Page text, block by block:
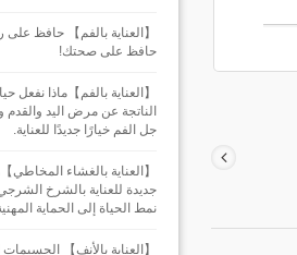
【العناية بالفم】 حافظ
حافظ على صحتك!
【العناية بالفم】ماذا نفعل
الناتجة عن مرض اليد والقدم
جل الفم خيارًا جديدًا للعناية.
【العناية بالغشاء المخاطي
جديدة للعناية بالشرخ
نمط الحياة إلى الحماية
【العناية بالأنف】 الجسيمات